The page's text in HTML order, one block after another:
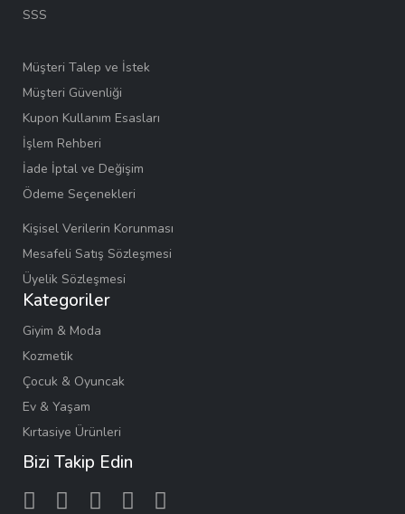
SSS
Müşteri Talep ve İstek
Müşteri Güvenliği
Kupon Kullanım Esasları
İşlem Rehberi
İade İptal ve Değişim
Ödeme Seçenekleri
Kişisel Verilerin Korunması
Mesafeli Satış Sözleşmesi
Üyelik Sözleşmesi
Kategoriler
Giyim & Moda
Kozmetik
Çocuk & Oyuncak
Ev & Yaşam
Kırtasiye Ürünleri
Bizi Takip Edin